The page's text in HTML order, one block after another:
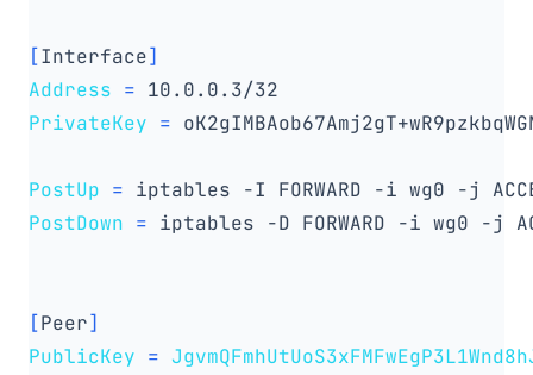
[Interface]
Address =
PrivateKey =
PostUp = iptables -I FORWARD -i wg0 -j
PostDown = iptables -D FORWARD -i wg0 -j
[Peer]
PublicKey =